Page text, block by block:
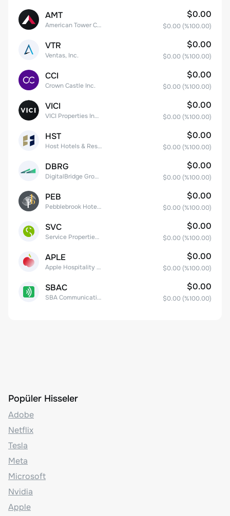
AMT
American Tower Corporation
$0.00
$0.00 (%100.00)
VTR
Ventas, Inc.
$0.00
$0.00 (%100.00)
CCI
Crown Castle Inc.
$0.00
$0.00 (%100.00)
VICI
VICI Properties Inc. Common Stock
$0.00
$0.00 (%100.00)
HST
Host Hotels & Resorts, Inc.
$0.00
$0.00 (%100.00)
DBRG
DigitalBridge Group, Inc.
$0.00
$0.00 (%100.00)
PEB
Pebblebrook Hotel Trust
$0.00
$0.00 (%100.00)
SVC
Service Properties Trust Common Stock
$0.00
$0.00 (%100.00)
APLE
Apple Hospitality REIT, Inc.
$0.00
$0.00 (%100.00)
SBAC
SBA Communications Corp
$0.00
$0.00 (%100.00)
Popüler Hisseler
Adobe
Netflix
Tesla
Meta
Microsoft
Nvidia
Apple